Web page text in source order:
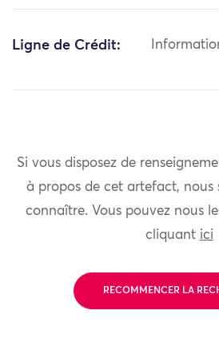
Ligne de Crédit:
Si vous disposez de
à propos de cet artefact, nous
connaître. Vous pouvez nous
cliquant ici
RECOMMENCER LA